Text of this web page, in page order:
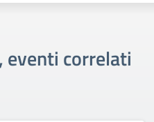
eventi correlati